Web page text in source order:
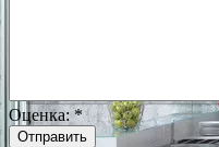
Оценка:*